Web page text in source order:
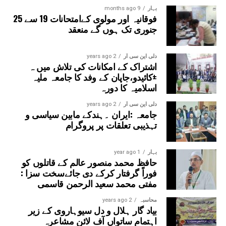
نظام کو بدعنوانی سے پاک کرے اور نوجوان نسل کو محنت،
دیانت اور کردار کے راستے پر چلنے کی توفیق عطا فرمائے۔ آمین
یا رب العالمین۔
بہار 9 months ago
فوقانیہ اور مولوی کےامتحانات 19 سے 25
جنوری تک ہوں گے منعقد
دلی این سی آر 2 years ago
اشتراک کے امکانات کی تلاش میں ہ
±کائیدو،جاپان کے وفد کا جامعہ ملیہ
اسلامیہ کا دورہ
دلی این سی آر 2 years ago
جامعہ :ایران ۔ہندکے مابین سیاسی و
تہذیبی تعلقات پر پروگرام
بہار 1 year ago
حافظ محمد منصور عالم کے قاتلوں کو
فوراً گرفتار کرکے دی جائےسخت سزا :
مفتی محمد سعید الرحمن قاسمی
محاسبہ 2 years ago
بیاد گار ہلال و دل سیوہاروی کے زیر
اہتمام ساتواں آف لائن مشاعرہ